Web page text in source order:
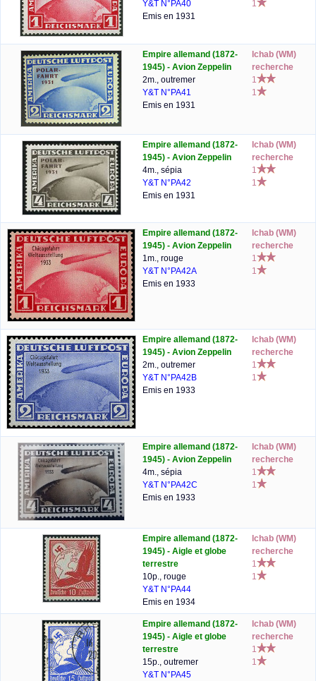
Y&T N°PA40
Emis en 1931
1
Empire allemand (1872-
1945) - Avion Zeppelin
2m., outremer
Y&T N°PA41
Emis en 1931
lchab (WM)
recherche
1
1
Empire allemand (1872-
1945) - Avion Zeppelin
4m., sépia
Y&T N°PA42
Emis en 1931
lchab (WM)
recherche
1
1
Empire allemand (1872-
1945) - Avion Zeppelin
1m., rouge
Y&T N°PA42A
Emis en 1933
lchab (WM)
recherche
1
1
Empire allemand (1872-
1945) - Avion Zeppelin
2m., outremer
Y&T N°PA42B
Emis en 1933
lchab (WM)
recherche
1
1
Empire allemand (1872-
1945) - Avion Zeppelin
4m., sépia
Y&T N°PA42C
Emis en 1933
lchab (WM)
recherche
1
1
Empire allemand (1872-
1945) - Aigle et globe
terrestre
10p., rouge
Y&T N°PA44
Emis en 1934
lchab (WM)
recherche
1
1
Empire allemand (1872-
1945) - Aigle et globe
terrestre
15p., outremer
Y&T N°PA45
lchab (WM)
recherche
1
1